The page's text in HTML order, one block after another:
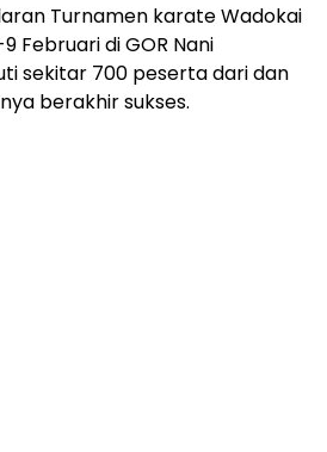
Turnamen karate Wadokai
Februari di GOR Nani
sekitar 700 peserta dari dan
berakhir sukses.